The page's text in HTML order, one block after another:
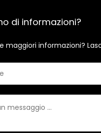
di informazioni?
maggiori informazioni?